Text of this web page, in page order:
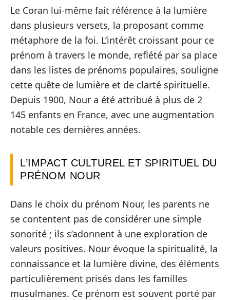
Le Coran lui-même fait référence à la lumière
dans plusieurs versets, la proposant comme
métaphore de la foi. L’intérêt croissant pour ce
prénom à travers le monde, reflété par sa place
dans les listes de prénoms populaires, souligne
cette quête de lumière et de clarté spirituelle.
Depuis 1900, Nour a été attribué à plus de 2
145 enfants en France, avec une augmentation
notable ces dernières années.
L’IMPACT CULTUREL ET SPIRITUEL DU
PRÉNOM NOUR
Dans le choix du prénom Nour, les parents ne
se contentent pas de considérer une simple
sonorité ; ils s’adonnent à une exploration de
valeurs positives. Nour évoque la spiritualité, la
connaissance et la lumière divine, des éléments
particulièrement prisés dans les familles
musulmanes. Ce prénom est souvent porté par